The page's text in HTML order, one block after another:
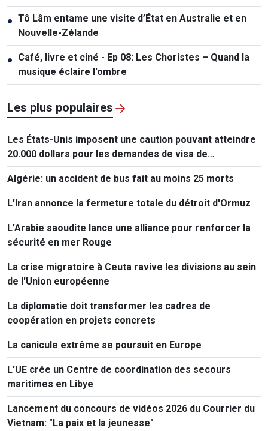
● Tô Lâm entame une visite d’État en Australie et en
Nouvelle-Zélande
● Café, livre et ciné - Ep 08: Les Choristes – Quand la
musique éclaire l'ombre
Les plus populaires
Les États-Unis imposent une caution pouvant atteindre
20.000 dollars pour les demandes de visa de
ressortissants de 50 pays
Algérie: un accident de bus fait au moins 25 morts
L'Iran annonce la fermeture totale du détroit d'Ormuz
L’Arabie saoudite lance une alliance pour renforcer la
sécurité en mer Rouge
La crise migratoire à Ceuta ravive les divisions au sein
de l'Union européenne
La diplomatie doit transformer les cadres de
coopération en projets concrets
La canicule extrême se poursuit en Europe
L'UE crée un Centre de coordination des secours
maritimes en Libye
Lancement du concours de vidéos 2026 du Courrier du
Vietnam: "La paix et la jeunesse"